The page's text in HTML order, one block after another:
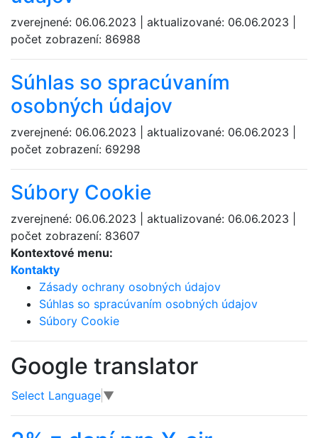
zverejnené: 06.06.2023 | aktualizované: 06.06.2023 |
počet zobrazení: 86988
Súhlas so spracúvaním
osobných údajov
zverejnené: 06.06.2023 | aktualizované: 06.06.2023 |
počet zobrazení: 69298
Súbory Cookie
zverejnené: 06.06.2023 | aktualizované: 06.06.2023 |
počet zobrazení: 83607
Kontextové menu:
Kontakty
Zásady ochrany osobných údajov
Súhlas so spracúvaním osobných údajov
Súbory Cookie
Google translator
Select Language ▼